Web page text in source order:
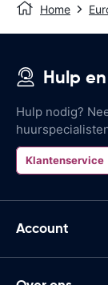
Home
Hulp
Hulp nodig?
Klantenservice
Account